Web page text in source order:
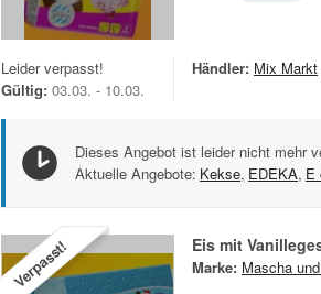
Leider verpasst!
Gültig: 03.03. - 10.03.
Händler: Mix Markt
Dieses Angebot ist leider nicht mehr
Aktuelle Angebote: Kekse, EDEKA, E
Verpasst! Eis mit
Marke: Mascha